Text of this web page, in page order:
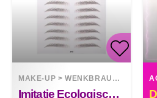
MAKE-UP >WENKBRAUWEN
Imitatie Ecologische Wenkbrauwstickers Tatoeagestickers Wenkbrauwen